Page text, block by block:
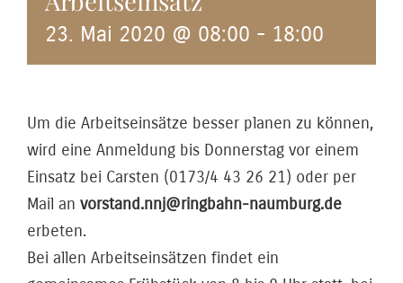
23. Mai 2020 @ 08:00 - 18:00
Um die Arbeitseinsätze besser planen zu können,
wird eine Anmeldung bis Donnerstag vor einem
Einsatz bei Carsten (0173/4 43 26 21) oder per
Mail an vorstand.nnj@ringbahn-naumburg.de
erbeten.
Bei allen Arbeitseinsätzen findet ein